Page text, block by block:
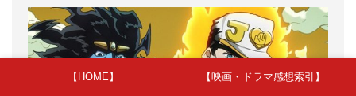
【HOME】 【映画・ドラマ感想索引】